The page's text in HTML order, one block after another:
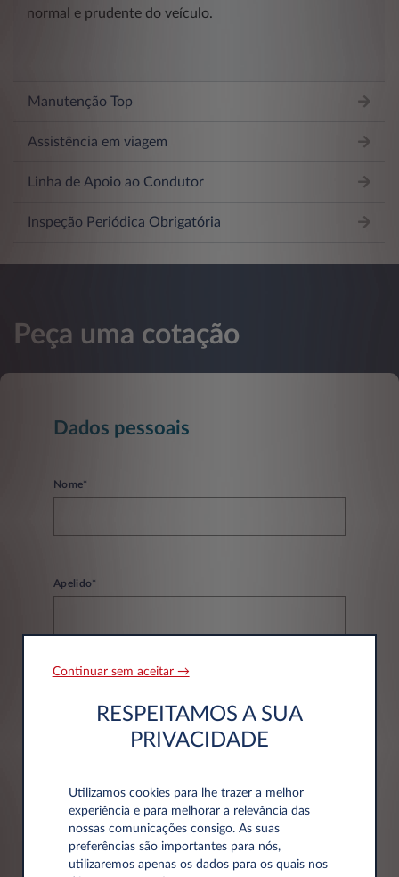
normal e prudente do veículo.
Manutenção Top
Assistência em viagem
Linha de Apoio ao Condutor
Inspeção Periódica Obrigatória
Peça uma cotação
Dados pessoais
Nome*
Apelido*
Continuar sem aceitar →
RESPEITAMOS A SUA
PRIVACIDADE
Utilizamos cookies para lhe trazer a melhor
experiência e para melhorar a relevância das
nossas comunicações consigo. As suas
preferências são importantes para nós,
utilizaremos apenas os dados para os quais nos